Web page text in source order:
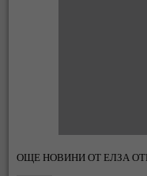
ОЩЕ НОВИНИ ОТ ЕЛЗА